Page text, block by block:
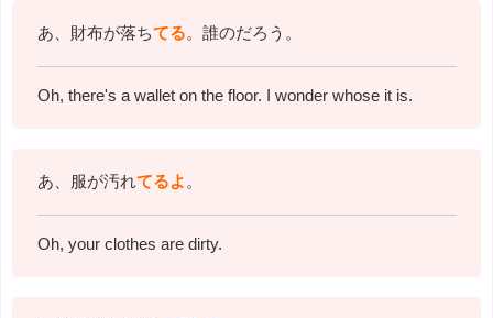
あ、財布が落ちてる。誰のだろう。
Oh, there's a wallet on the floor. I wonder whose it is.
あ、服が汚れてるよ 。
Oh, your clothes are dirty.